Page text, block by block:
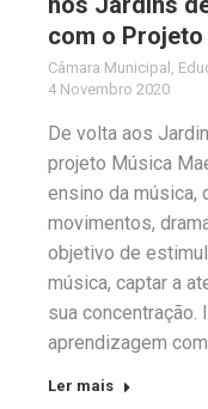
com o Projeto
Câmara Municipal ,
4 Novembro 2020
De volta aos
projeto Música
ensino da música,
movimentos,
objetivo de
música, captar a
sua
aprendizagem
Ler mais